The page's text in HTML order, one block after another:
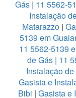
Gás | 11 5562-
Instalação
Matarazzo |
5139 em
11 5562-5139
de Gás | 11
Instalação
Gasista e
Bibi | Gasista e